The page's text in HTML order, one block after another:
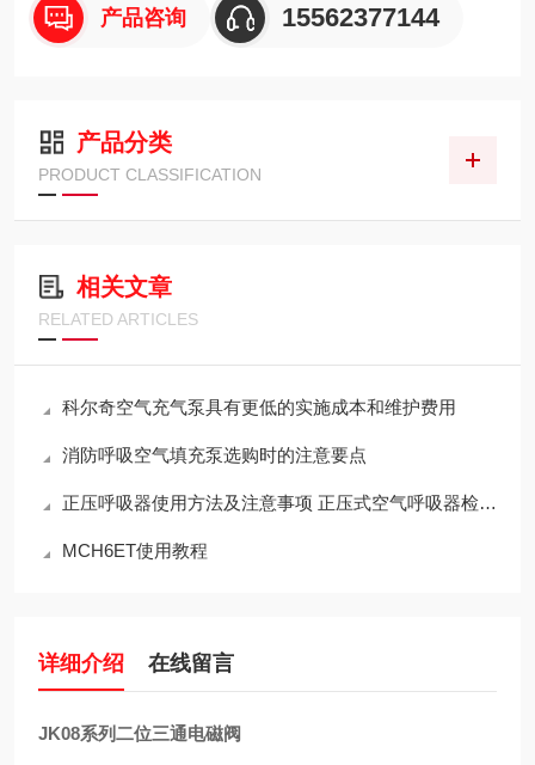
产品咨询 15562377144
产品分类
PRODUCT CLASSIFICATION
相关文章
RELATED ARTICLES
科尔奇空气充气泵具有更低的实施成本和维护费用
消防呼吸空气填充泵选购时的注意要点
正压呼吸器使用方法及注意事项 正压式空气呼吸器检查步骤
MCH6ET使用教程
详细介绍 在线留言
JK08系列二位三通电磁阀